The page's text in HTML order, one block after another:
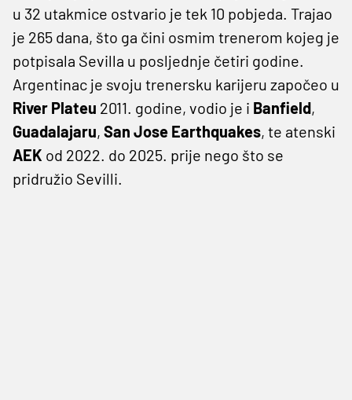
u 32 utakmice ostvario je tek 10 pobjeda. Trajao
je 265 dana, što ga čini osmim trenerom kojeg je
potpisala Sevilla u posljednje četiri godine.
Argentinac je svoju trenersku karijeru započeo u
River Plateu 2011. godine, vodio je i Banfield,
Guadalajaru, San Jose Earthquakes, te atenski
AEK od 2022. do 2025. prije nego što se
pridružio Sevilli.